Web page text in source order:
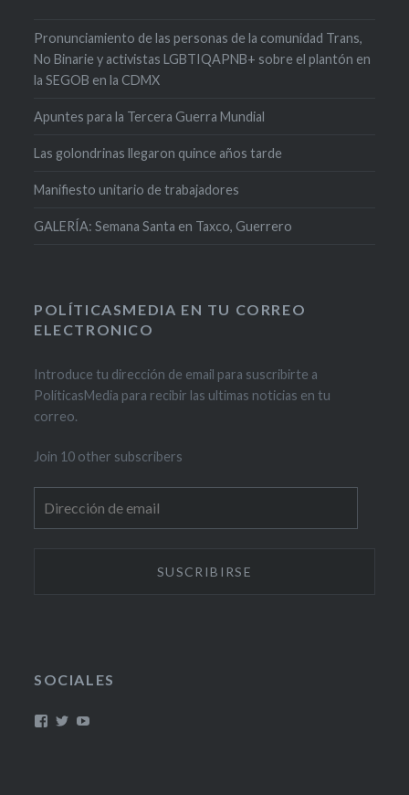
Pronunciamiento de las personas de la comunidad Trans,
No Binarie y activistas LGBTIQAPNB+ sobre el plantón en
la SEGOB en la CDMX
Apuntes para la Tercera Guerra Mundial
Las golondrinas llegaron quince años tarde
Manifiesto unitario de trabajadores
GALERÍA: Semana Santa en Taxco, Guerrero
POLÍTICASMEDIA EN TU CORREO
ELECTRONICO
Introduce tu dirección de email para suscribirte a
PolíticasMedia para recibir las ultimas noticias en tu
correo.
Join 10 other subscribers
de
SOCIALES
ViewView